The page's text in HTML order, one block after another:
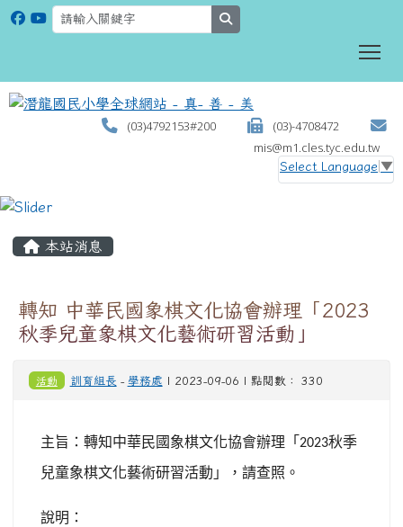
(03)4792153#200
(03)-4708472
mis@m1.cles.tyc.edu.tw
Select Language ▼
本站消息
轉知 中華民國象棋文化協會辦理「2023
秋季兒童象棋文化藝術研習活動」
活動 訓育組長 - 學務處 | 2023-09-06 | 點閱數： 330
主旨：轉知中華民國象棋文化協會辦理「 2023秋季
兒童象棋文化藝術研習活動」，請查照。
說明：